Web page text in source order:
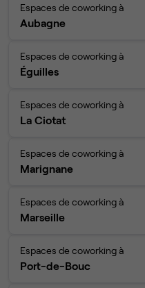
Espaces de coworking à
Aubagne
Espaces de coworking à
Éguilles
Espaces de coworking à
La Ciotat
Espaces de coworking à
Marignane
Espaces de coworking à
Marseille
Espaces de coworking à
Port-de-Bouc